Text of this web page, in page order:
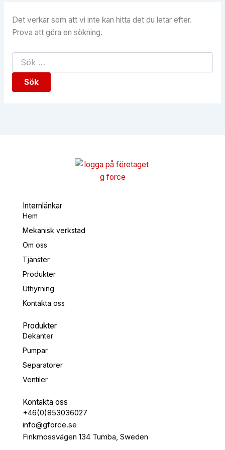
Det verkar som att vi inte kan hitta det du letar efter.
Prova att göra en sökning.
Produkter
Dekanter
Pumpar
Separatorer
Ventiler
Internlänkar
Hem
Mekanisk verkstad
Om oss
Tjänster
Produkter
Uthyrning
Kontakta oss
Kontakta oss
+46(0)853036027
info@gforce.se
Finkmossvägen 134 Tumba, Sweden